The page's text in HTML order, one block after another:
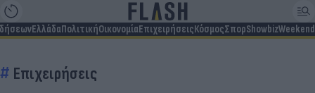
ΕλλάδαΠολιτικήΟικονομίαΕπιχειρήσειςΚόσμοςΣπορShowbizWeekend
Επιχειρήσεις